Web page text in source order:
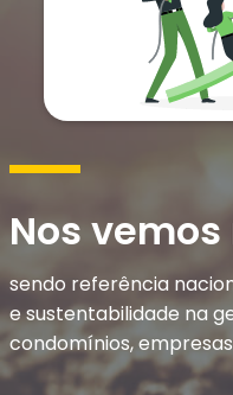
Nos
sendo referência
e sustentabilidade na
condomínios,